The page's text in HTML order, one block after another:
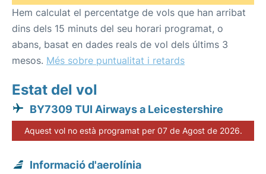
Hem calculat el percentatge de vols que han arribat
dins dels 15 minuts del seu horari programat, o
abans, basat en dades reals de vol dels últims 3
mesos. Més sobre puntualitat i retards
Estat del vol
BY7309 TUI Airways a Leicestershire
Aquest vol no està programat per 07 de Agost de 2026.
Informació d'aerolínia